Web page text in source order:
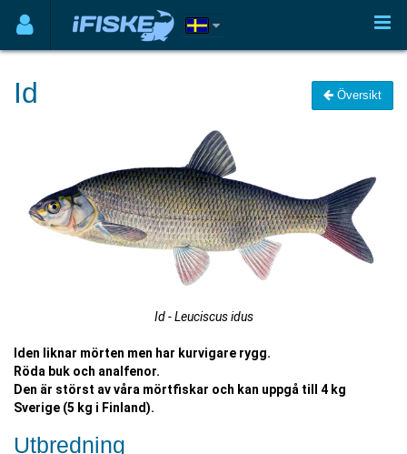
Id Översikt
Id - Leuciscus idus
Iden liknar mörten men har kurvigare rygg.
Röda buk och analfenor.
Den är störst av våra mörtfiskar och kan uppgå till 4 kg
Sverige (5 kg i Finland).
Utbredning